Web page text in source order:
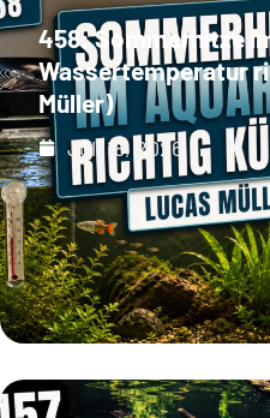
458: Sommerhitze
Wassertemperatur
Müller)
Juli 18, 2026